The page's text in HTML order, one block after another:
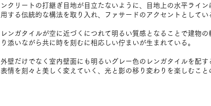
ンクリートの打継ぎ目地が目立たないように、目地上の水平ライ
用する伝統的な構法を取り入れ、ファサードのアクセントとしてい
レンガタイルが空に近づくにつれて明るい質感となることで建物
り添いながら共に時を刻むに相応しい佇まいが生まれている。
外壁だけでなく室内壁面にも明るいグレー色のレンガタイルを配
表情を刻々と美しく変えていく、光と影の移り変わりを楽しむこと